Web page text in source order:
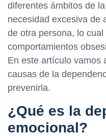
diferentes ámbitos de
necesidad excesiva de
de otra persona, lo
comportamientos
En este artículo vamos
causas de la
prevenirla.
¿Qué es la
emocional?